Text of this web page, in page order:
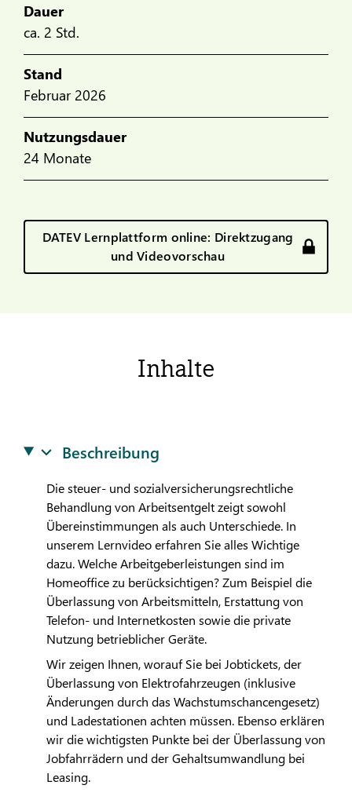
Dauer
ca. 2 Std.
Stand
Februar 2026
Nutzungsdauer
24 Monate
DATEV Lernplattform online: Direktzugang
und Videovorschau
Inhalte
Beschreibung
Die steuer- und sozialversicherungsrechtliche
Behandlung von Arbeitsentgelt zeigt sowohl
Übereinstimmungen als auch Unterschiede. In
unserem Lernvideo erfahren Sie alles Wichtige
dazu. Welche Arbeitgeberleistungen sind im
Homeoffice zu berücksichtigen? Zum Beispiel die
Überlassung von Arbeitsmitteln, Erstattung von
Telefon- und Internetkosten sowie die private
Nutzung betrieblicher Geräte.
Wir zeigen Ihnen, worauf Sie bei Jobtickets, der
Überlassung von Elektrofahrzeugen (inklusive
Änderungen durch das Wachstumschancengesetz)
und Ladestationen achten müssen. Ebenso erklären
wir die wichtigsten Punkte bei der Überlassung von
Jobfahrrädern und der Gehaltsumwandlung bei
Leasing.